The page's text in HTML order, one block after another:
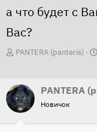
а что будет с
Вас?
А
о
р
т
PANTERA (panteris)
PANTERA
Новичок